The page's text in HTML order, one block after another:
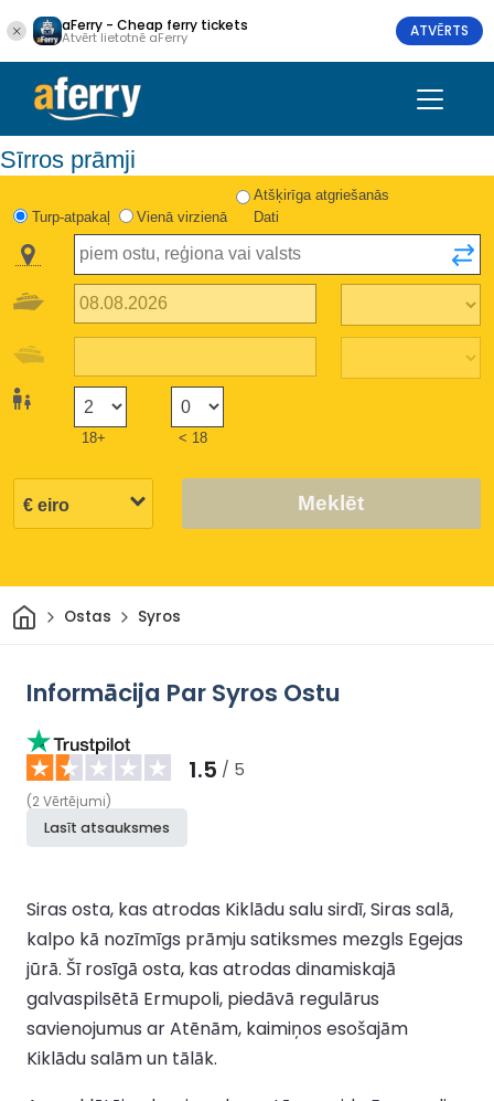
aFerry - Cheap ferry tickets
Atvērt lietotnē aFerry ATVĒRTS
Sīrros prāmji
Turp-atpakaļ Vienā virzienā
Atšķirīga atgriešanās
Dati
18+ < 18
Meklēt
Sākums
Ostas Syros
Informācija Par Syros Ostu
1.5 / 5
(2Vērtējumi)
Lasīt atsauksmes
Siras osta, kas atrodas Kiklādu salu sirdī, Siras salā,
kalpo kā nozīmīgs prāmju satiksmes mezgls Egejas
jūrā. Šī rosīgā osta, kas atrodas dinamiskajā
galvaspilsētā Ermupoli, piedāvā regulārus
savienojumus ar Atēnām, kaimiņos esošajām
Kiklādu salām un tālāk.